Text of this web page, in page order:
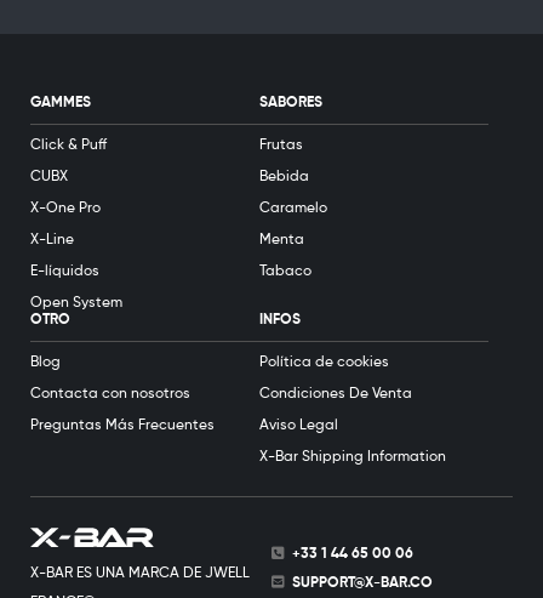
X-BAR ES UNA MARCA DE JWELL
+33 1 44 65 00 06
SUPPORT@X-BAR.CO
GAMMES
Click & Puff
CUBX
X-One Pro
X-Line
E-líquidos
Open System
SABORES
Frutas
Bebida
Caramelo
Menta
Tabaco
OTRO
Blog
Contacta con nosotros
Preguntas Más Frecuentes
INFOS
Política de cookies
Condiciones De Venta
Aviso Legal
X-Bar Shipping Information